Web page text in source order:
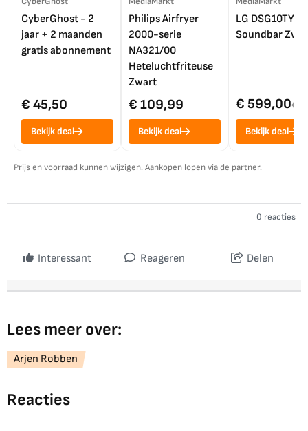
CyberGhost - 2
jaar + 2 maanden
gratis abonnement
€ 45,50
Bekijk deal
Philips Airfryer
2000-serie
NA321/00
Heteluchtfriteuse
Zwart
€ 109,99
Bekijk deal
LG DSG10TY
Soundbar
€ 599,00€
Bekijk deal
Prijs en voorraad kunnen wijzigen. Aankopen lopen via de partner.
0 reacties
Interessant Reageren Delen
Lees meer over:
Arjen Robben
Reacties